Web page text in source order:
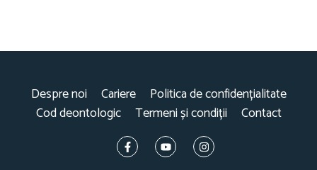
Despre noi Cariere
Politica de confidențialitate
Cod deontologic
Termeni și condiții Contact